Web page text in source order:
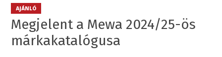
AJÁNLÓ
Megjelent a Mewa 2024/25-ös
márkakatalógusa